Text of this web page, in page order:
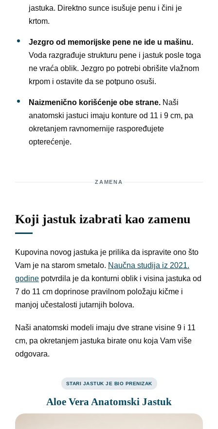
jastuka. Direktno sunce isušuje penu i čini je
krtom.
Jezgro od memorijske pene ne ide u mašinu.
Voda razgrađuje strukturu pene i jastuk posle toga
ne vraća oblik. Jezgro po potrebi obrišite vlažnom
krpom i ostavite da se potpuno osuši.
Naizmenično korišćenje obe strane. Naši
anatomski jastuci imaju konture od 11 i 9 cm, pa
okretanjem ravnomernije raspoređujete
opterećenje.
ZAMENA
Koji jastuk izabrati kao zamenu
Kupovina novog jastuka je prilika da ispravite ono što
Vam je na starom smetalo. Naučna studija iz 2021.
godine potvrdila je da konturni oblik i visina jastuka od
7 do 11 cm doprinose pravilnom položaju kičme i
manjoj učestalosti jutarnjih bolova.
Naši anatomski modeli imaju dve strane visine 9 i 11
cm, pa okretanjem jastuka birate onu koja Vam više
odgovara.
STARI JASTUK JE BIO PRENIZAK
Aloe Vera Anatomski Jastuk